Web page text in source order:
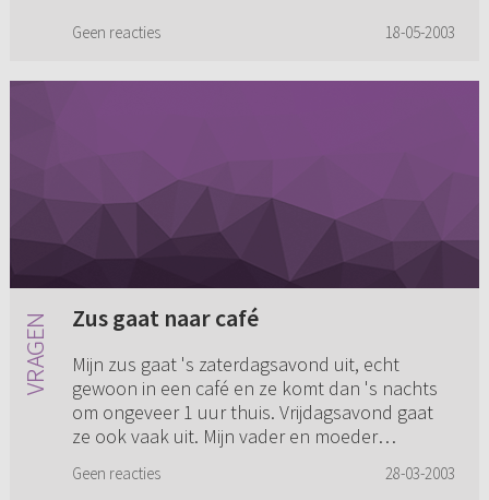
Geen reacties 18-05-2003
Zus gaat naar café
Mijn zus gaat 's zaterdagsavond uit, echt
gewoon in een café en ze komt dan 's nachts
om ongeveer 1 uur thuis. Vrijdagsavond gaat
ze ook vaak uit. Mijn vader en moeder
Geen reacties 28-03-2003